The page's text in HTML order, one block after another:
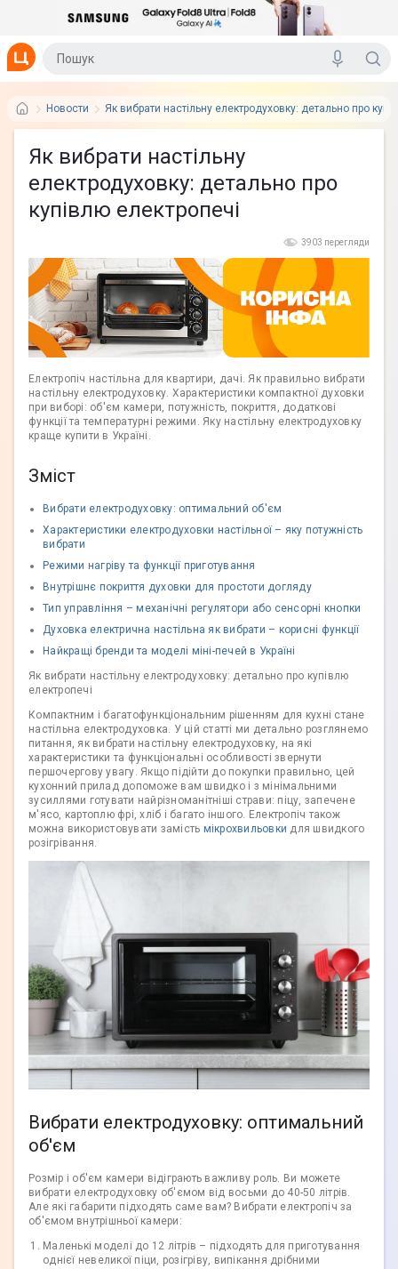
Новости Як вибрати настільну електродуховку: детально про
Як вибрати настільну
електродуховку: детально про
купівлю електропечі
3903 перегляди
Електропіч настільна для квартири, дачі. Як правильно вибрати
настільну електродуховку. Характеристики компактної духовки
при виборі: об'єм камери, потужність, покриття, додаткові
функції та температурні режими. Яку настільну електродуховку
краще купити в Україні.
Зміст
Вибрати електродуховку: оптимальний об'єм
Характеристики електродуховки настільної – яку потужність
вибрати
Режими нагріву та функції приготування
Внутрішнє покриття духовки для простоти догляду
Тип управління – механічні регулятори або сенсорні кнопки
Духовка електрична настільна як вибрати – корисні функції
Найкращі бренди та моделі міні-печей в Україні
Як вибрати настільну електродуховку: детально про купівлю
електропечі
Компактним і багатофункціональним рішенням для кухні стане
настільна електродуховка. У цій статті ми детально розглянемо
питання, як вибрати настільну електродуховку, на які
характеристики та функціональні особливості звернути
першочергову увагу. Якщо підійти до покупки правильно, цей
кухонний прилад допоможе вам швидко і з мінімальними
зусиллями готувати найрізноманітніші страви: піцу, запечене
м'ясо, картоплю фрі, хліб і багато іншого. Електропіч також
можна використовувати замість мікрохвильовки для швидкого
розігрівання.
Вибрати електродуховку: оптимальний
об'єм
Розмір і об'єм камери відіграють важливу роль. Ви можете
вибрати електродуховку об'ємом від восьми до 40-50 літрів.
Але які габарити підходять саме вам? Вибрати електропіч за
об'ємом внутрішньої камери:
Маленькі моделі до 12 літрів – підходять для приготування
однієї невеликої піци, розігріву, випікання дрібними